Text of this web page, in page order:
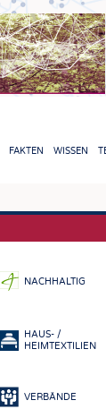
FAKTEN WISSEN
NACHHALTIG
HAUS- /
HEIMTEXTILIEN
VERBÄNDE